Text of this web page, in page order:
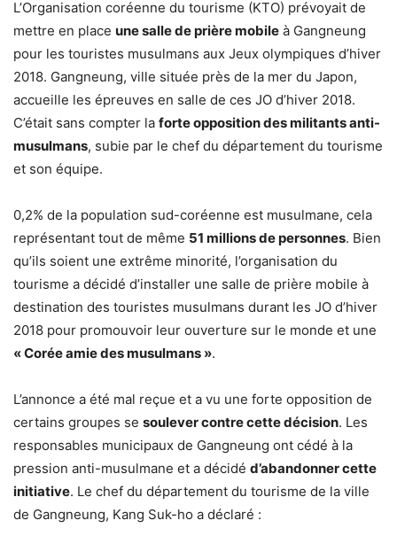
L’Organisation coréenne du tourisme (KTO) prévoyait de
mettre en place une salle de prière mobile à Gangneung
pour les touristes musulmans aux Jeux olympiques d’hiver
2018. Gangneung, ville située près de la mer du Japon,
accueille les épreuves en salle de ces JO d’hiver 2018.
C’était sans compter la forte opposition des militants anti-
musulmans, subie par le chef du département du tourisme
et son équipe.
0,2% de la population sud-coréenne est musulmane, cela
représentant tout de même 51 millions de personnes. Bien
qu’ils soient une extrême minorité, l’organisation du
tourisme a décidé d’installer une salle de prière mobile à
destination des touristes musulmans durant les JO d’hiver
2018 pour promouvoir leur ouverture sur le monde et une
« Corée amie des musulmans ».
L’annonce a été mal reçue et a vu une forte opposition de
certains groupes se soulever contre cette décision. Les
responsables municipaux de Gangneung ont cédé à la
pression anti-musulmane et a décidé d’abandonner cette
initiative. Le chef du département du tourisme de la ville
de Gangneung, Kang Suk-ho a déclaré :